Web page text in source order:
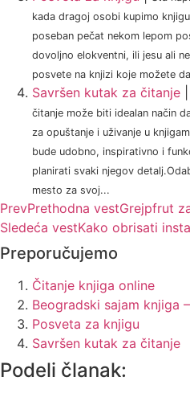
kada dragoj osobi kupimo
poseban pečat nekom lepom
dovoljno elokventni, ili jesu ali
posvete na knjizi koje možete
Savršen kutak za čitanje
čitanje može biti idealan način
za opuštanje i uživanje u
bude udobno, inspirativno i
planirati svaki njegov
mesto za svoj...
PrevPrethodna vestGrejpfrut
Sledeća vestKako obrisati
Preporučujemo
Čitanje knjiga online
Beogradski sajam knjiga
Posveta za knjigu
Savršen kutak za čitanje
Podeli članak: